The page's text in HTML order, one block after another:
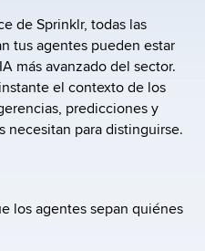
de Sprinklr, todas las
tus agentes pueden estar
más avanzado del sector.
el contexto de los
predicciones y
necesitan para distinguirse.
los agentes sepan quiénes